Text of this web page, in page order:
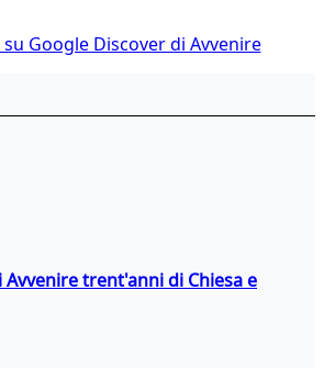
Google Discover di Avvenire
trent'anni di Chiesa e